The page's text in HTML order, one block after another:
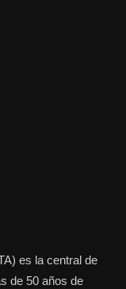
es la central de
de 50 años de